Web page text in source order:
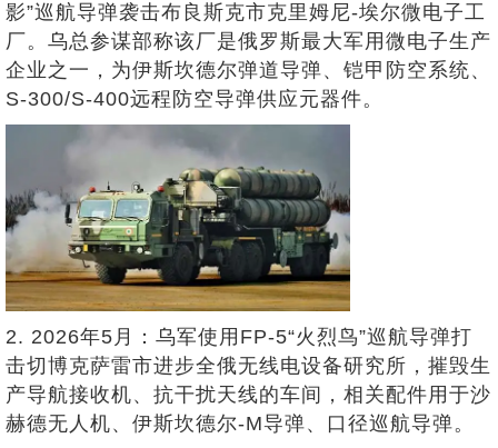
影”巡航导弹袭击布良斯克市克里姆尼-埃尔微电子工
厂。乌总参谋部称该厂是俄罗斯最大军用微电子生产
企业之一，为伊斯坎德尔弹道导弹、铠甲防空系统、
S-300/S-400远程防空导弹供应元器件。
2. 2026年5月：乌军使用FP-5“火烈鸟”巡航导弹打
击切博克萨雷市进步全俄无线电设备研究所，摧毁生
产导航接收机、抗干扰天线的车间，相关配件用于沙
赫德无人机、伊斯坎德尔-M导弹、口径巡航导弹。